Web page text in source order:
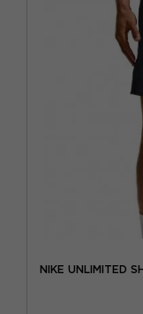
NIKE UNLIMITED